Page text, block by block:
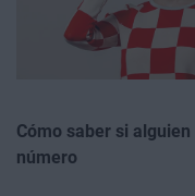
Cómo saber si
número